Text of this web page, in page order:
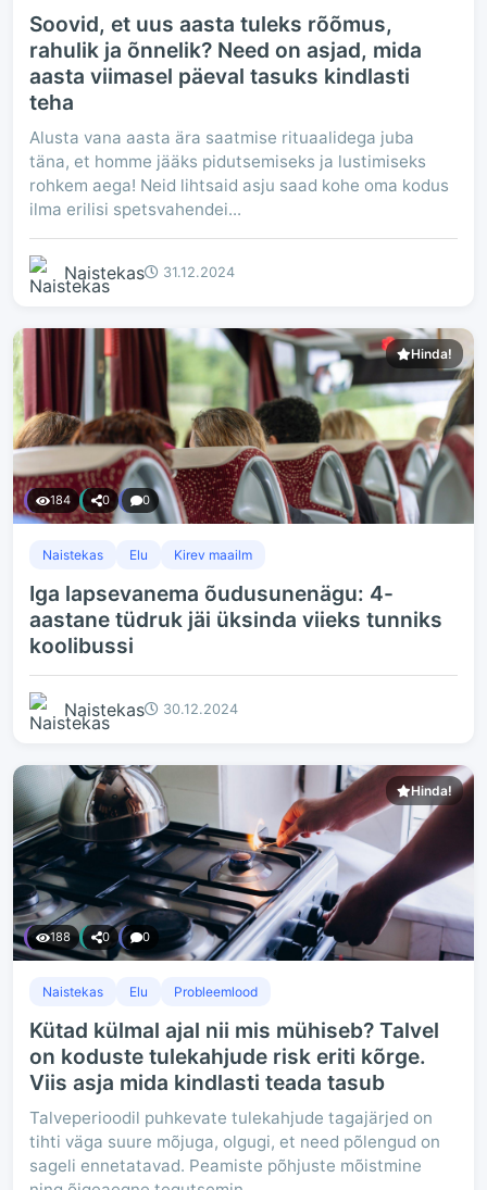
Soovid, et uus aasta tuleks rõõmus,
rahulik ja õnnelik? Need on asjad, mida
aasta viimasel päeval tasuks kindlasti
teha
Alusta vana aasta ära saatmise rituaalidega juba
täna, et homme jääks pidutsemiseks ja lustimiseks
rohkem aega! Neid lihtsaid asju saad kohe oma kodus
ilma erilisi spetsvahendei...
Naistekas 31.12.2024
Hinda!
184 0 0
Naistekas Elu Kirev maailm
Iga lapsevanema õudusunenägu: 4-
aastane tüdruk jäi üksinda viieks tunniks
koolibussi
Naistekas 30.12.2024
Hinda!
188 0 0
Naistekas Elu Probleemlood
Kütad külmal ajal nii mis mühiseb? Talvel
on koduste tulekahjude risk eriti kõrge.
Viis asja mida kindlasti teada tasub
Talveperioodil puhkevate tulekahjude tagajärjed on
tihti väga suure mõjuga, olgugi, et need põlengud on
sageli ennetatavad. Peamiste põhjuste mõistmine